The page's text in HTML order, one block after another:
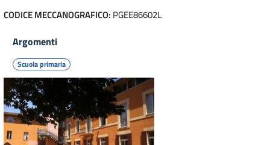
CODICE MECCANOGRAFICO: PGEE86602L
Argomenti
Scuola primaria